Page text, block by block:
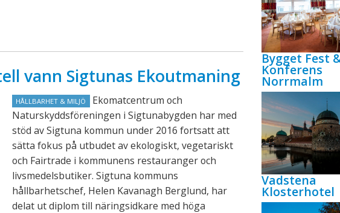
vann Sigtunas Ekoutmaning
HÅLLBARHET & MILJÖ
Ekomatcentrum och
Naturskyddsföreningen i Sigtunabygden har med
stöd av Sigtuna kommun under 2016 fortsatt att
sätta fokus på utbudet av ekologiskt, vegetariskt
och Fairtrade i kommunens restauranger och
livsmedelsbutiker. Sigtuna kommuns
hållbarhetschef, Helen Kavanagh Berglund, har
delat ut diplom till näringsidkare med höga
Bygget Fest
Konferens
Norrmalm
Vadstena
Klosterhotel